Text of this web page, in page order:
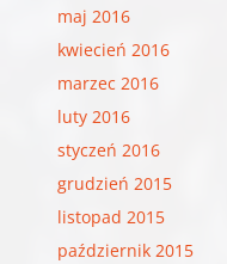
maj 2016
kwiecień 2016
marzec 2016
luty 2016
styczeń 2016
grudzień 2015
listopad 2015
październik 2015